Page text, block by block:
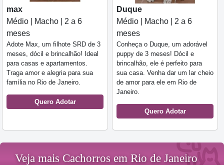
max
Médio | Macho | 2 a 6
meses
Adote Max, um filhote SRD de 3
meses, dócil e brincalhão! Ideal
para casas e apartamentos.
Traga amor e alegria para sua
família no Rio de Janeiro.
Quero Adotar
Duque
Médio | Macho | 2 a 6
meses
Conheça o Duque, um adorável
puppy de 3 meses! Dócil e
brincalhão, ele é perfeito para
sua casa. Venha dar um lar cheio
de amor para ele em Rio de
Janeiro.
Quero Adotar
Veja mais Cachorros em Rio de Janeiro